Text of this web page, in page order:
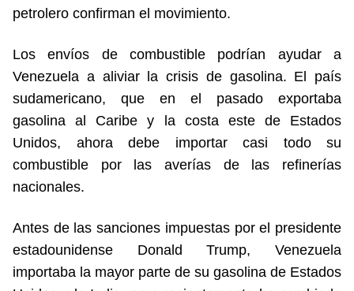
petrolero confirman el movimiento.
Los envíos de combustible podrían ayudar a
Venezuela a aliviar la crisis de gasolina. El país
sudamericano, que en el pasado exportaba
gasolina al Caribe y la costa este de Estados
Unidos, ahora debe importar casi todo su
combustible por las averías de las refinerías
nacionales.
Antes de las sanciones impuestas por el presidente
estadounidense Donald Trump, Venezuela
importaba la mayor parte de su gasolina de Estados